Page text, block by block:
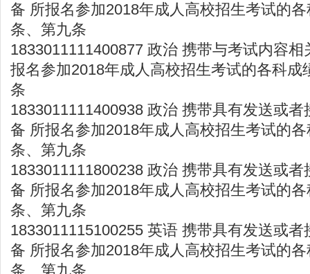
备 所报名参加2018年成人高校招生考试的
条、第九条
1833011111400877 政治 携带与考试内容
报名参加2018年成人高校招生考试的各科成
条
1833011111400938 政治 携带具有发送或
备 所报名参加2018年成人高校招生考试的
条、第九条
1833011111800238 政治 携带具有发送或
备 所报名参加2018年成人高校招生考试的
条、第九条
1833011115100255 英语 携带具有发送或
备 所报名参加2018年成人高校招生考试的
条、第九条